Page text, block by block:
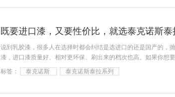
既要进口漆，又要性价比，就选泰克诺斯泰
说到乳胶漆，很多人在选择时都会纠结是选进口的还是国产的，
漆，进口漆质量好、相对更环保、刷出来的档次也高。如果你想
系列。
标签： 泰克诺斯 泰克诺斯泰拉系列